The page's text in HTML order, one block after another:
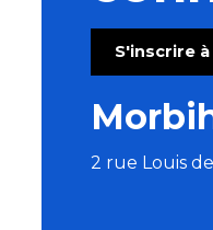
S'inscrire
2 rue Louis